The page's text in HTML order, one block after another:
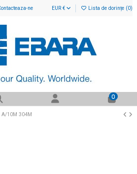
ne EUR € Lista de dorințe (0)
0
A/10M 304M